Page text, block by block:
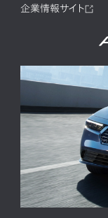
企業情報サイト